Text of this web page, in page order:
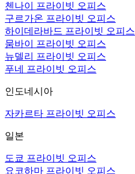
첸나이 프라이빗 오피스
구르가온 프라이빗 오피스
하이데라바드 프라이빗 오피스
뭄바이 프라이빗 오피스
뉴델리 프라이빗 오피스
푸네 프라이빗 오피스
인도네시아
자카르타 프라이빗 오피스
일본
도쿄 프라이빗 오피스
요코하마 프라이빗 오피스